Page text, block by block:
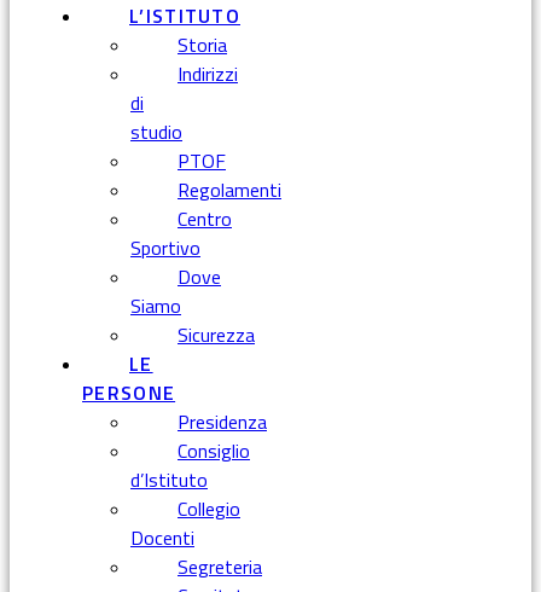
L’ISTITUTO
Storia
Indirizzi
di
studio
PTOF
Regolamenti
Centro
Sportivo
Dove
Siamo
Sicurezza
LE
PERSONE
Presidenza
Consiglio
d’Istituto
Collegio
Docenti
Segreteria